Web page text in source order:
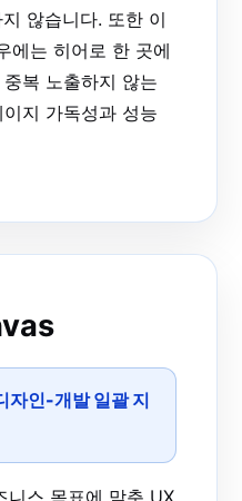
않습니다. 또한 이
에는 히어로 한 곳에
복 노출하지 않는
지 가독성과 성능
자인-개발 일괄 지
니스 목표에 맞춘 UX